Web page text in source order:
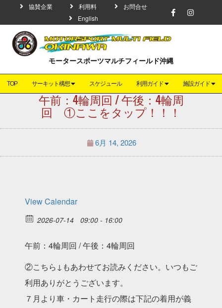
協賛企業 利用料
お問合せ
English
モータースポーツマルチフィールド沖縄
TOP サーキット構想 スケジュール 利用ガイド 施設ガイド
午前：4輪周回 / 午後：4輪周
回 ①ここをタップ！！！
6月 14, 2026
View Calendar
2026-07-14 09:00 - 16:00
午前：4輪周回 / 午後：4輪周回
②こちら↓もあわせてお読みください。いつもご
利⽤ありがとうございます。
７⽉より⾞・カート⾛⾏の際は下記の着⽤が義